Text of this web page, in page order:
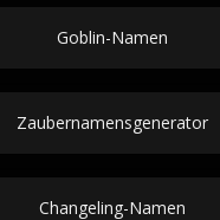
Goblin-Namen
Zaubernamensgenerator
Changeling-Namen